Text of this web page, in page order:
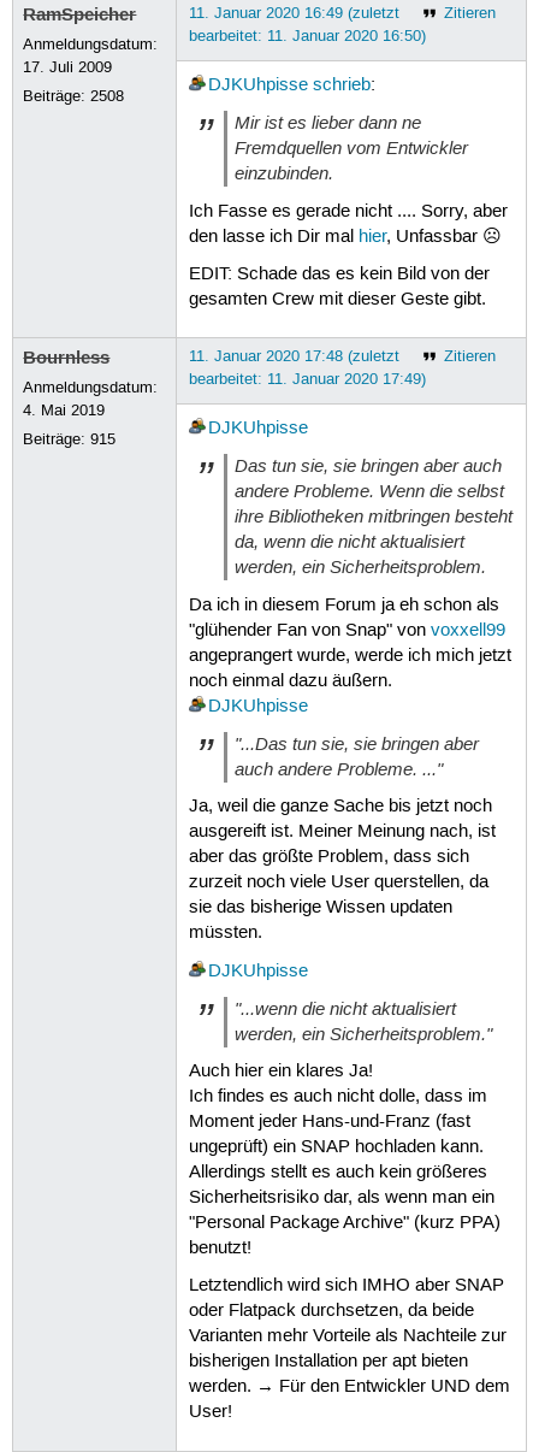
RamSpeicher
Anmeldungsdatum:
17. Juli 2009
Beiträge:2508
Zitieren
11. Januar 2020 16:49 (zuletzt
bearbeitet: 11. Januar 2020 16:50)
DJKUhpisse schrieb:
Mir ist es lieber dann ne
Fremdquellen vom Entwickler
einzubinden.
Ich Fasse es gerade nicht .... Sorry, aber
den lasse ich Dir mal hier, Unfassbar ☹
EDIT: Schade das es kein Bild von der
gesamten Crew mit dieser Geste gibt.
Bournless
Anmeldungsdatum:
4. Mai 2019
Beiträge:915
Zitieren
11. Januar 2020 17:48 (zuletzt
bearbeitet: 11. Januar 2020 17:49)
DJKUhpisse
Das tun sie, sie bringen aber auch
andere Probleme. Wenn die selbst
ihre Bibliotheken mitbringen besteht
da, wenn die nicht aktualisiert
werden, ein Sicherheitsproblem.
Da ich in diesem Forum ja eh schon als
"glühender Fan von Snap" von voxxell99
angeprangert wurde, werde ich mich jetzt
noch einmal dazu äußern.
DJKUhpisse
"...Das tun sie, sie bringen aber
auch andere Probleme. ..."
Ja, weil die ganze Sache bis jetzt noch
ausgereift ist. Meiner Meinung nach, ist
aber das größte Problem, dass sich
zurzeit noch viele User querstellen, da
sie das bisherige Wissen updaten
müssten.
DJKUhpisse
"...wenn die nicht aktualisiert
werden, ein Sicherheitsproblem."
Auch hier ein klares Ja!
Ich findes es auch nicht dolle, dass im
Moment jeder Hans-und-Franz (fast
ungeprüft) ein SNAP hochladen kann.
Allerdings stellt es auch kein größeres
Sicherheitsrisiko dar, als wenn man ein
"Personal Package Archive" (kurz PPA)
benutzt!
Letztendlich wird sich IMHO aber SNAP
oder Flatpack durchsetzen, da beide
Varianten mehr Vorteile als Nachteile zur
bisherigen Installation per apt bieten
werden. → Für den Entwickler UND dem
User!